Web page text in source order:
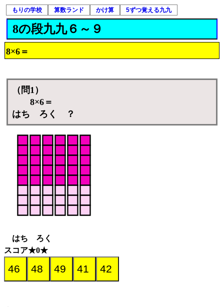
もりの学校 算数ランド かけ算 5ずつ覚える九九
8の段九九６～９
8×6＝
（問1）
8×6＝
はち ろく ？
はち ろく
スコア★0★